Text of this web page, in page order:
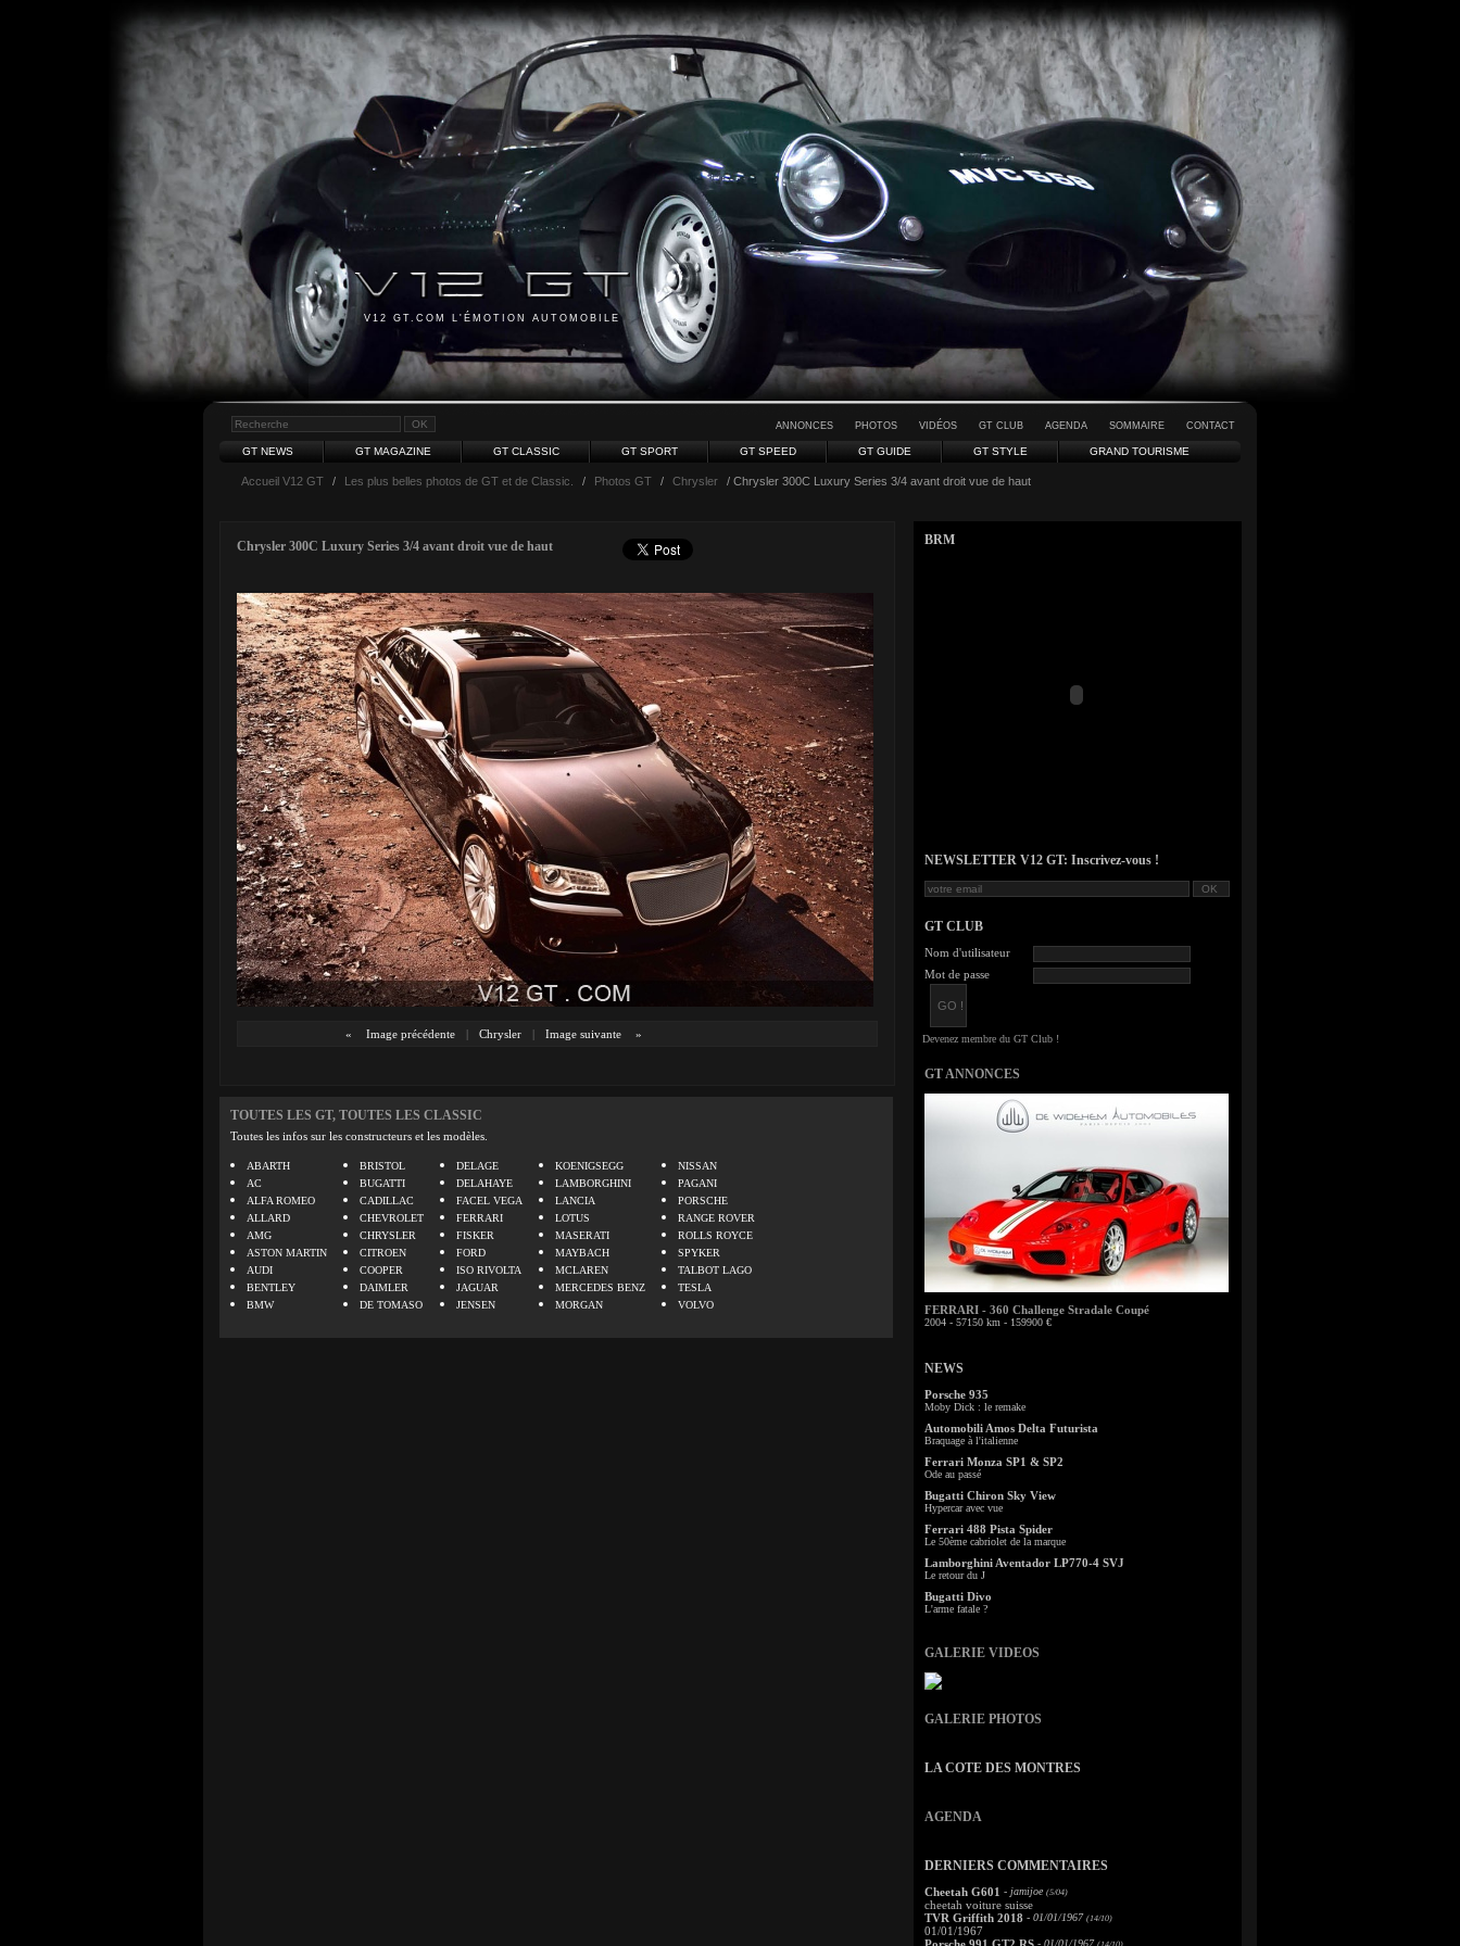
V12 GT.COM L'ÉMOTION AUTOMOBILE
ANNONCES PHOTOS VIDÉOS GT CLUB AGENDA SOMMAIRE CONTACT
GT NEWS GT MAGAZINE GT CLASSIC GT SPORT GT SPEED GT GUIDE GT STYLE GRAND TOURISME
Accueil V12 GT / Les plus belles photos de GT et de Classic. / Photos GT / Chrysler / Chrysler 300C Luxury Series 3/4 avant droit vue de haut
Chrysler 300C Luxury Series 3/4 avant droit vue de haut
« Image précédente | Chrysler | Image suivante »
TOUTES LES GT, TOUTES LES CLASSIC
Toutes les infos sur les constructeurs et les modèles.
ABARTH
AC
ALFA ROMEO
ALLARD
AMG
ASTON MARTIN
AUDI
BENTLEY
BMW
BRISTOL
BUGATTI
CADILLAC
CHEVROLET
CHRYSLER
CITROEN
COOPER
DAIMLER
DE TOMASO
DELAGE
DELAHAYE
FACEL VEGA
FERRARI
FISKER
FORD
ISO RIVOLTA
JAGUAR
JENSEN
KOENIGSEGG
LAMBORGHINI
LANCIA
LOTUS
MASERATI
MAYBACH
MCLAREN
MERCEDES BENZ
MORGAN
NISSAN
PAGANI
PORSCHE
RANGE ROVER
ROLLS ROYCE
SPYKER
TALBOT LAGO
TESLA
VOLVO
BRM
NEWSLETTER V12 GT: Inscrivez-vous !
GT CLUB
Nom d'utilisateur
Mot de passe
GT ANNONCES
FERRARI - 360 Challenge Stradale Coupé
2004 - 57150 km - 159900 €
NEWS
Porsche 935
Moby Dick : le remake
Automobili Amos Delta Futurista
Braquage à l'italienne
Ferrari Monza SP1 & SP2
Ode au passé
Bugatti Chiron Sky View
Hypercar avec vue
Ferrari 488 Pista Spider
Le 50ème cabriolet de la marque
Lamborghini Aventador LP770-4 SVJ
Le retour du J
Bugatti Divo
L'arme fatale ?
GALERIE VIDEOS
GALERIE PHOTOS
LA COTE DES MONTRES
AGENDA
DERNIERS COMMENTAIRES
Cheetah G601 - jamijoe (5/04)
cheetah voiture suisse
TVR Griffith 2018 - 01/01/1967 (14/10)
01/01/1967
- 01/01/1967